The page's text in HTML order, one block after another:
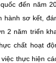
đến năm
hành sơ kết,
2 năm triển
chất hoạt
thực hiện